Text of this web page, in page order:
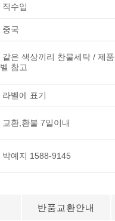
직수입
중국
같은 색상끼리 찬물세탁 / 제
벨 참고
라벨에 표기
교환,환불 7일이내
박예지 1588-9145
반품교환안내